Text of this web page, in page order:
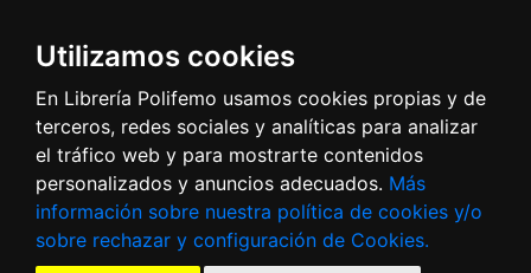
Utilizamos cookies
En Librería Polifemo usamos cookies propias y de
terceros, redes sociales y analíticas para analizar
el tráfico web y para mostrarte contenidos
personalizados y anuncios adecuados. Más
información sobre nuestra política de cookies y/o
sobre rechazar y configuración de Cookies.